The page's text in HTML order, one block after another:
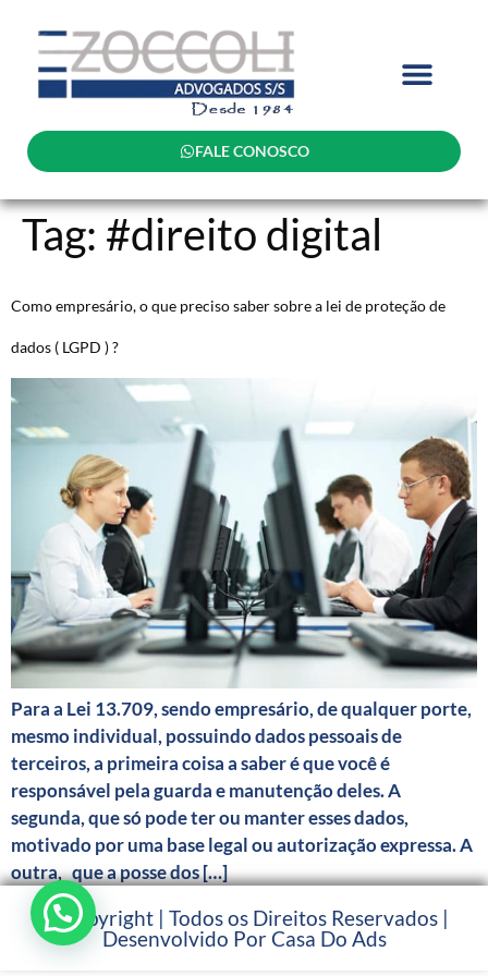
FALE CONOSCO
Tag: #direito digital
Como empresário, o que preciso saber sobre a lei de proteção de
dados ( LGPD ) ?
Para a Lei 13.709, sendo empresário, de qualquer porte,
mesmo individual, possuindo dados pessoais de
terceiros, a primeira coisa a saber é que você é
responsável pela guarda e manutenção deles. A
segunda, que só pode ter ou manter esses dados,
motivado por uma base legal ou autorização expressa. A
outra, que a posse dos […]
© Copyright | Todos os Direitos Reservados |
Desenvolvido Por Casa Do Ads